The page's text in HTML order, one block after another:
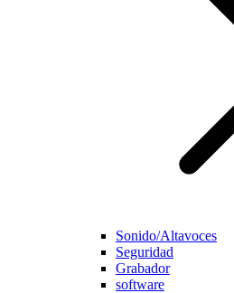
Sonido/Altavoces
Seguridad
Grabador
software